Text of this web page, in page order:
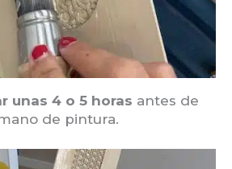
unas 4 o 5 horas antes de
de pintura.